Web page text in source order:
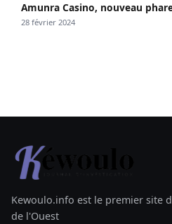
Amunra Casino, nouveau
28 février 2024
Kewoulo.info est le premier site
de l'Ouest